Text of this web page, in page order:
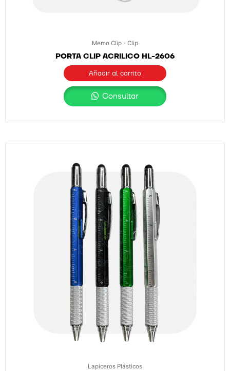
Memo Clip - Clip
PORTA CLIP ACRILICO HL-2606
Añadir al carrito
Consultar
Lapiceros Plásticos